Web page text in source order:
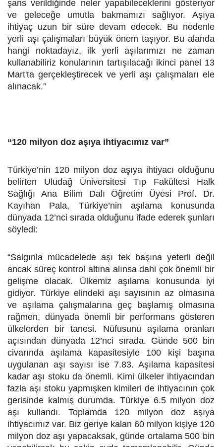
şans verildiğinde neler yapabileceklerini gösteriyor
ve geleceğe umutla bakmamızı sağlıyor. Aşıya
ihtiyaç uzun bir süre devam edecek. Bu nedenle
yerli aşı çalışmaları büyük önem taşıyor. Bu alanda
hangi noktadayız, ilk yerli aşılarımızı ne zaman
kullanabiliriz konularının tartışılacağı ikinci panel 13
Mart'ta gerçekleştirecek ve yerli aşı çalışmaları ele
alınacak.”
“120 milyon doz aşıya ihtiyacımız var”
Türkiye’nin 120 milyon doz aşıya ihtiyacı olduğunu
belirten Uludağ Üniversitesi Tıp Fakültesi Halk
Sağlığı Ana Bilim Dalı Öğretim Üyesi Prof. Dr.
Kayıhan Pala, Türkiye’nin aşılama konusunda
dünyada 12’nci sırada olduğunu ifade ederek şunları
söyledi:
“Salgınla mücadelede aşı tek başına yeterli değil
ancak süreç kontrol altına alınsa dahi çok önemli bir
gelişme olacak. Ülkemiz aşılama konusunda iyi
gidiyor. Türkiye elindeki aşı sayısının az olmasına
ve aşılama çalışmalarına geç başlamış olmasına
rağmen, dünyada önemli bir performans gösteren
ülkelerden bir tanesi. Nüfusunu aşılama oranları
açısından dünyada 12’nci sırada. Günde 500 bin
civarında aşılama kapasitesiyle 100 kişi başına
uygulanan aşı sayısı ise 7.83. Aşılama kapasitesi
kadar aşı stoku da önemli. Kimi ülkeler ihtiyacından
fazla aşı stoku yapmışken kimileri de ihtiyacının çok
gerisinde kalmış durumda. Türkiye 6.5 milyon doz
aşı kullandı. Toplamda 120 milyon doz aşıya
ihtiyacımız var. Biz geriye kalan 60 milyon kişiye 120
milyon doz aşı yapacaksak, günde ortalama 500 bin